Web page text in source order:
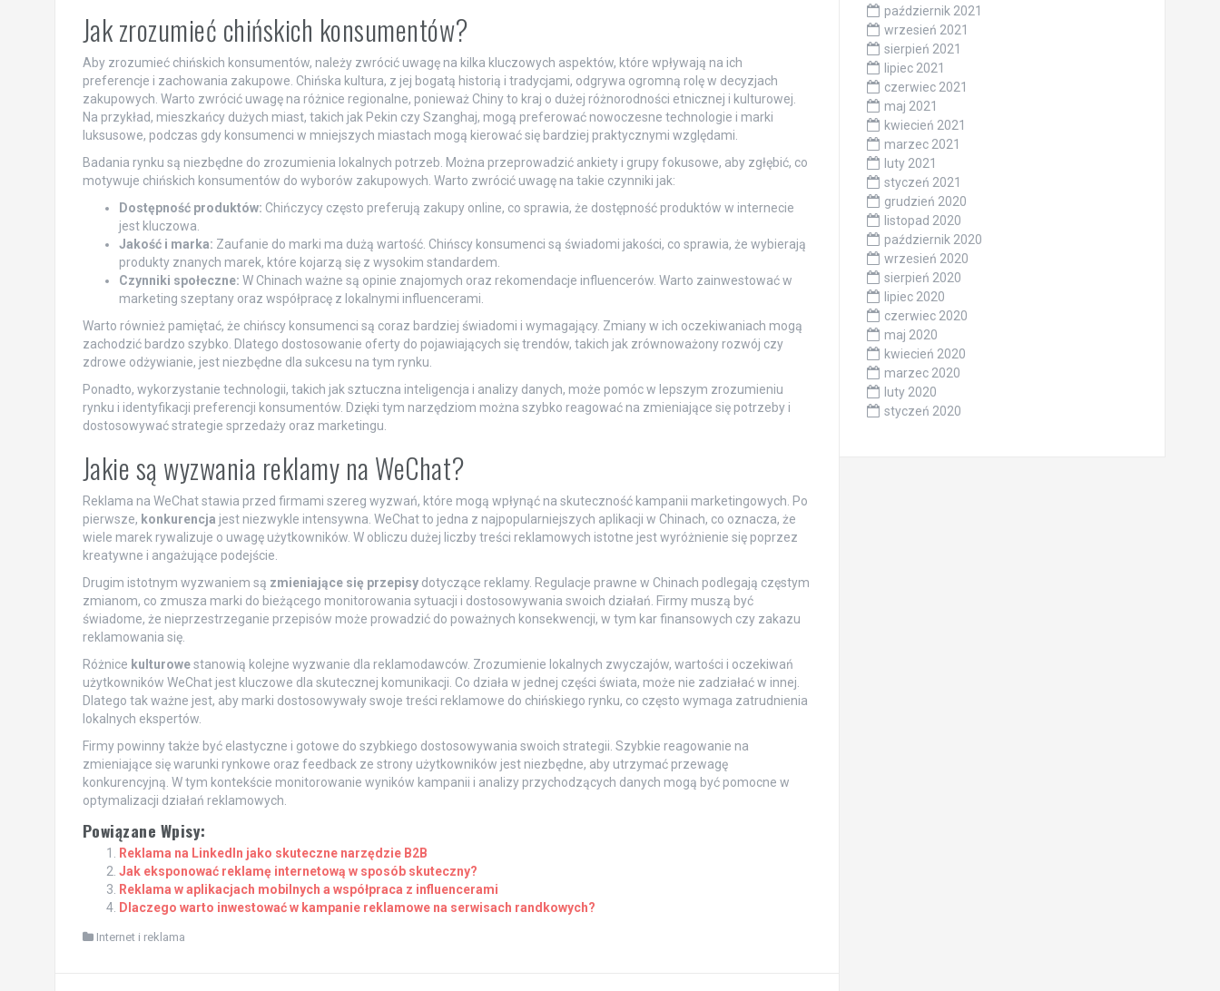
Jak zrozumieć chińskich konsumentów?
Aby zrozumieć chińskich konsumentów, należy zwrócić uwagę na kilka kluczowych aspektów, które wpływają na ich
preferencje i zachowania zakupowe. Chińska kultura, z jej bogatą historią i tradycjami, odgrywa ogromną rolę w decyzjach
zakupowych. Warto zwrócić uwagę na różnice regionalne, ponieważ Chiny to kraj o dużej różnorodności etnicznej i kulturowej.
Na przykład, mieszkańcy dużych miast, takich jak Pekin czy Szanghaj, mogą preferować nowoczesne technologie i marki
luksusowe, podczas gdy konsumenci w mniejszych miastach mogą kierować się bardziej praktycznymi względami.
Badania rynku są niezbędne do zrozumienia lokalnych potrzeb. Można przeprowadzić ankiety i grupy fokusowe, aby zgłębić, co
motywuje chińskich konsumentów do wyborów zakupowych. Warto zwrócić uwagę na takie czynniki jak:
Dostępność produktów: Chińczycy często preferują zakupy online, co sprawia, że dostępność produktów w internecie
jest kluczowa.
Jakość i marka: Zaufanie do marki ma dużą wartość. Chińscy konsumenci są świadomi jakości, co sprawia, że wybierają
produkty znanych marek, które kojarzą się z wysokim standardem.
Czynniki społeczne: W Chinach ważne są opinie znajomych oraz rekomendacje influencerów. Warto zainwestować w
marketing szeptany oraz współpracę z lokalnymi influencerami.
Warto również pamiętać, że chińscy konsumenci są coraz bardziej świadomi i wymagający. Zmiany w ich oczekiwaniach mogą
zachodzić bardzo szybko. Dlatego dostosowanie oferty do pojawiających się trendów, takich jak zrównoważony rozwój czy
zdrowe odżywianie, jest niezbędne dla sukcesu na tym rynku.
Ponadto, wykorzystanie technologii, takich jak sztuczna inteligencja i analizy danych, może pomóc w lepszym zrozumieniu
rynku i identyfikacji preferencji konsumentów. Dzięki tym narzędziom można szybko reagować na zmieniające się potrzeby i
dostosowywać strategie sprzedaży oraz marketingu.
Jakie są wyzwania reklamy na WeChat?
Reklama na WeChat stawia przed firmami szereg wyzwań, które mogą wpłynąć na skuteczność kampanii marketingowych. Po
pierwsze, konkurencja jest niezwykle intensywna. WeChat to jedna z najpopularniejszych aplikacji w Chinach, co oznacza, że
wiele marek rywalizuje o uwagę użytkowników. W obliczu dużej liczby treści reklamowych istotne jest wyróżnienie się poprzez
kreatywne i angażujące podejście.
Drugim istotnym wyzwaniem są zmieniające się przepisydotyczące reklamy. Regulacje prawne w Chinach podlegają częstym
zmianom, co zmusza marki do bieżącego monitorowania sytuacji i dostosowywania swoich działań. Firmy muszą być
świadome, że nieprzestrzeganie przepisów może prowadzić do poważnych konsekwencji, w tym kar finansowych czy zakazu
reklamowania się.
Różnice kulturowestanowią kolejne wyzwanie dla reklamodawców. Zrozumienie lokalnych zwyczajów, wartości i oczekiwań
użytkowników WeChat jest kluczowe dla skutecznej komunikacji. Co działa w jednej części świata, może nie zadziałać w innej.
Dlatego tak ważne jest, aby marki dostosowywały swoje treści reklamowe do chińskiego rynku, co często wymaga zatrudnienia
lokalnych ekspertów.
Firmy powinny także być elastyczne i gotowe do szybkiego dostosowywania swoich strategii. Szybkie reagowanie na
zmieniające się warunki rynkowe oraz feedback ze strony użytkowników jest niezbędne, aby utrzymać przewagę
konkurencyjną. W tym kontekście monitorowanie wyników kampanii i analizy przychodzących danych mogą być pomocne w
optymalizacji działań reklamowych.
Powiązane Wpisy:
Reklama na LinkedIn jako skuteczne narzędzie B2B
Jak eksponować reklamę internetową w sposób skuteczny?
Reklama w aplikacjach mobilnych a współpraca z influencerami
Dlaczego warto inwestować w kampanie reklamowe na serwisach randkowych?
Internet i reklama
październik 2021
wrzesień 2021
sierpień 2021
lipiec 2021
czerwiec 2021
maj 2021
kwiecień 2021
marzec 2021
luty 2021
styczeń 2021
grudzień 2020
listopad 2020
październik 2020
wrzesień 2020
sierpień 2020
lipiec 2020
czerwiec 2020
maj 2020
kwiecień 2020
marzec 2020
luty 2020
styczeń 2020